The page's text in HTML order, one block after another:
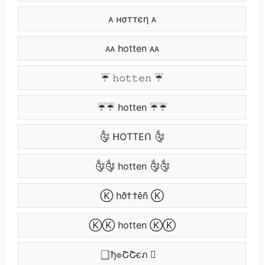
ᴀ нσттєη ᴀ
ᴀᴀ hotten ᴀᴀ
☔ 𝚑𝚘𝚝𝚝𝚎𝚗 ☔
☔☔ hotten ☔☔
༂ ᕼOTTEᑎ ༂
༂༂ hotten ༂༂
Ⓚ hð††êñ Ⓚ
ⓀⓀ hotten ⓀⓀ
⃣ ђ๏ՇՇєภ ⃣